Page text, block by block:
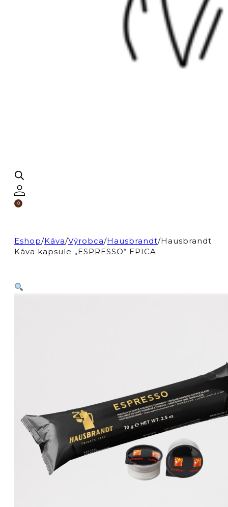
0
Eshop/Káva/Výrobca/Hausbrandt/Hausbrandt
Káva kapsule „ESPRESSO“ EPICA